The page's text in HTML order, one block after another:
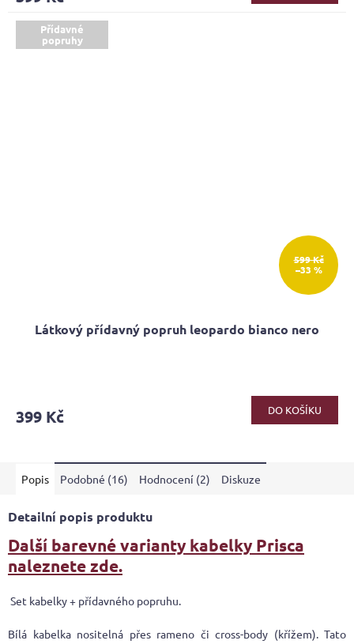
Přídavné
popruhy
599 Kč
–33 %
Látkový přídavný popruh leopardo bianco nero
je
hvězdiček.
399 Kč DO KOŠÍKU
Popis Podobné (16) Hodnocení (2) Diskuze
Detailní popis produktu
Další barevné varianty kabelky Prisca
naleznete zde.
Set kabelky + přídavného popruhu.
Bílá kabelka nositelná přes rameno či cross-body (křížem). Tato